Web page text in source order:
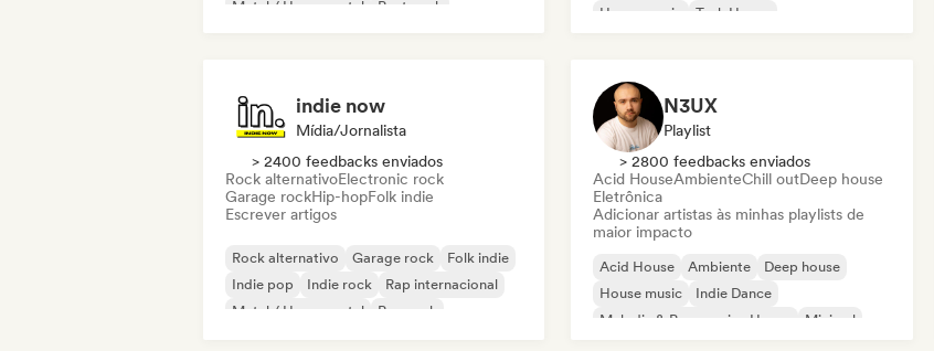
Metal / Heavy metal
Post punk
House music
Tech House
indie now
Mídia/Jornalista
> 2400 feedbacks enviados
Rock alternativoElectronic rock
Garage rockHip-hopFolk indie
Escrever artigos
Rock alternativo Garage rock
Folk indie
Indie pop
Indie rock
Rap internacional
Metal / Heavy metal
Pop rock
N3UX
Playlist
> 2800 feedbacks enviados
Acid HouseAmbienteChill outDeep house
Eletrônica
Adicionar artistas às minhas playlists de
maior impacto
Acid House Ambiente
Deep house
House music
Indie Dance
Melodic & Progressive House
Minimal